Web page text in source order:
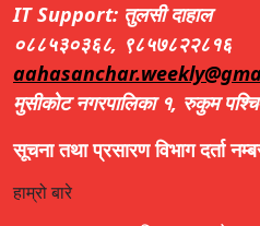
IT Support: तुलसी दाहाल
०८८५३०३६८, ९८५७८२२८१६
मुसीकोट नगरपालिका १, रुकुम
सूचना तथा प्रसारण विभाग दर्ता
हाम्रो बारे